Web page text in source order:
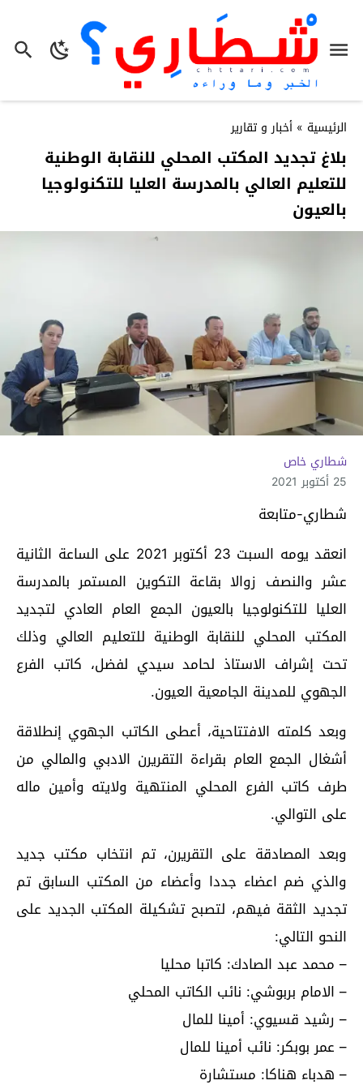
الرئيسية » أخبار و تقارير
بلاغ تجديد المكتب المحلي للنقابة الوطنية
للتعليم العالي بالمدرسة العليا للتكنولوجيا
بالعيون
شطاري خاص
25 أكتوبر 2021
شطاري-متابعة
انعقد يومه السبت 23 أكتوبر 2021 على الساعة الثانية
عشر والنصف زوالا بقاعة التكوين المستمر بالمدرسة
العليا للتكنولوجيا بالعيون الجمع العام العادي لتجديد
المكتب المحلي للنقابة الوطنية للتعليم العالي وذلك
تحت إشراف الاستاذ لحامد سيدي لفضل، كاتب الفرع
الجهوي للمدينة الجامعية العيون.
وبعد كلمته الافتتاحية، أعطى الكاتب الجهوي إنطلاقة
أشغال الجمع العام بقراءة التقريرن الادبي والمالي من
طرف كاتب الفرع المحلي المنتهية ولايته وأمين ماله
على التوالي.
وبعد المصادقة على التقريرن، تم انتخاب مكتب جديد
والذي ضم اعضاء جددا وأعضاء من المكتب السابق تم
تجديد الثقة فيهم، لتصبح تشكيلة المكتب الجديد على
النحو التالي:
– محمد عبد الصادك: كاتبا محليا
– الامام بربوشي: نائب الكاتب المحلي
– رشيد قسيوي: أمينا للمال
– عمر بوبكر: نائب أمينا للمال
– هدباء هناكا: مستشارة